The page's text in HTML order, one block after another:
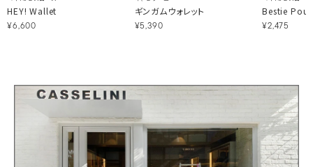
HEY! Wallet
¥6,600
ギンガムウォレット
¥5,390
Bestie
¥2,475